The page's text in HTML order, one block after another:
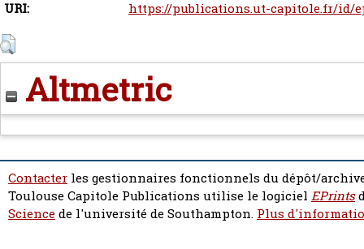
URI:
https://publications.ut-capitole.fr/id/
Altmetric
Contacter les gestionnaires fonctionnels du dépôt/
Toulouse Capitole Publications utilise le logiciel EPrints
Sciencede l'université de Southampton. Plus